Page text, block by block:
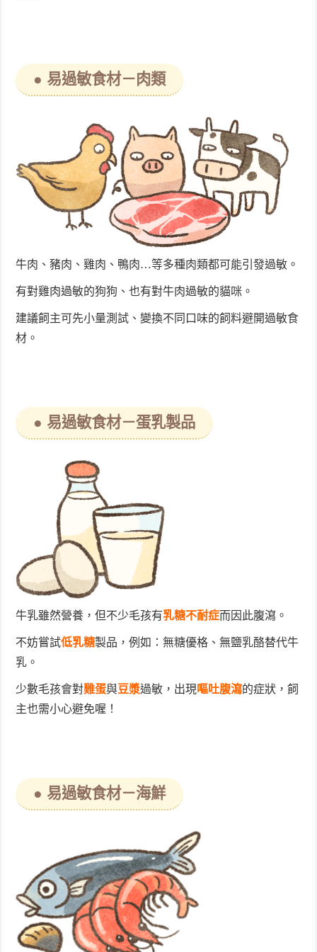
● 易過敏食材－肉類
牛肉、豬肉、雞肉、鴨肉…等多種肉類都可能引發過敏。
有對雞肉過敏的狗狗、也有對牛肉過敏的貓咪。
建議飼主可先小量測試、變換不同口味的飼料避開過敏食
材。
● 易過敏食材－蛋乳製品
牛乳雖然營養，但不少毛孩有乳糖不耐症而因此腹瀉。
不妨嘗試低乳糖製品，例如：無糖優格、無鹽乳酪替代牛
乳。
少數毛孩會對雞蛋與豆漿過敏，出現嘔吐腹瀉的症狀，飼
主也需小心避免喔！
● 易過敏食材－海鮮